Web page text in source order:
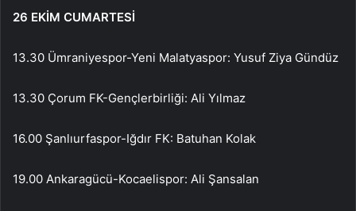
26 EKİM CUMARTESİ
13.30 Ümraniyespor-Yeni Malatyaspor: Yusuf Ziya Gündüz
13.30 Çorum FK-Gençlerbirliği: Ali Yılmaz
16.00 Şanlıurfaspor-Iğdır FK: Batuhan Kolak
19.00 Ankaragücü-Kocaelispor: Ali Şansalan